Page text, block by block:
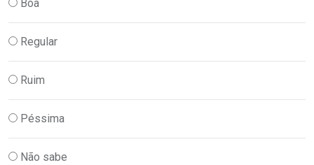
Boa
Regular
Ruim
Péssima
Não sabe